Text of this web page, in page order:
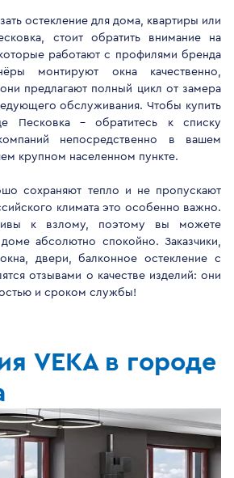
остекление для дома, квартиры или
стоит обратить внимание на
работают с профилями бренда
монтируют окна качественно,
предлагают полный цикл от замера
обслуживания. Чтобы купить
Песковка - обратитесь к списку
непосредственно в вашем
крупном населенном пункте.
сохраняют тепло и не пропускают
климата это особенно важно.
к взлому, поэтому вы можете
абсолютно спокойно. Заказчики,
двери, балконное остекление с
отзывами о качестве изделий: они
и сроком службы!
VEKA в городе